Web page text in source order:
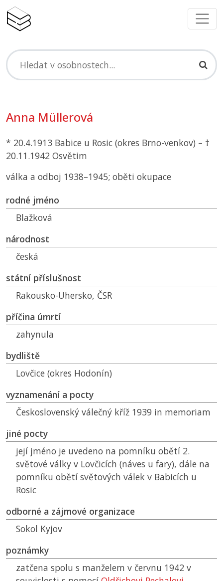
Anna Müllerová
* 20.4.1913 Babice u Rosic (okres Brno-venkov) – †
20.11.1942 Osvětim
válka a odboj 1938–1945; oběti okupace
rodné jméno
Blažková
národnost
česká
státní příslušnost
Rakousko-Uhersko, ČSR
příčina úmrtí
zahynula
bydliště
Lovčice (okres Hodonín)
vyznamenání a pocty
Československý válečný kříž 1939 in memoriam
jiné pocty
její jméno je uvedeno na pomníku obětí 2.
světové války v Lovčicích (náves u fary), dále na
pomníku obětí světových válek v Babicích u
Rosic
odborné a zájmové organizace
Sokol Kyjov
poznámky
zatčena spolu s manželem v červnu 1942 v